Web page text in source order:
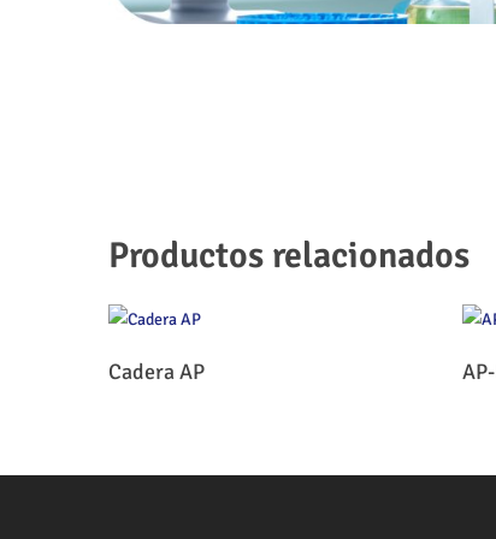
Productos relacionados
Cadera AP